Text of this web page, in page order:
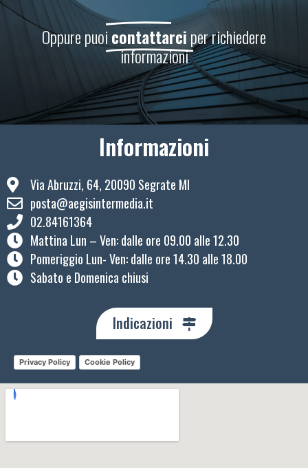
Oppure puoicontattarciper richiedere
informazioni
Informazioni
Via Abruzzi, 64, 20090 Segrate MI
posta@aegisintermedia.it
02.84161364
Mattina Lun – Ven: ​dalle ore 09.00 alle 12.30
Pomeriggio Lun- Ven: dalle ore 14.30 alle 18.00
Sabato e Domenica chiusi
Indicazioni
Privacy Policy Cookie Policy